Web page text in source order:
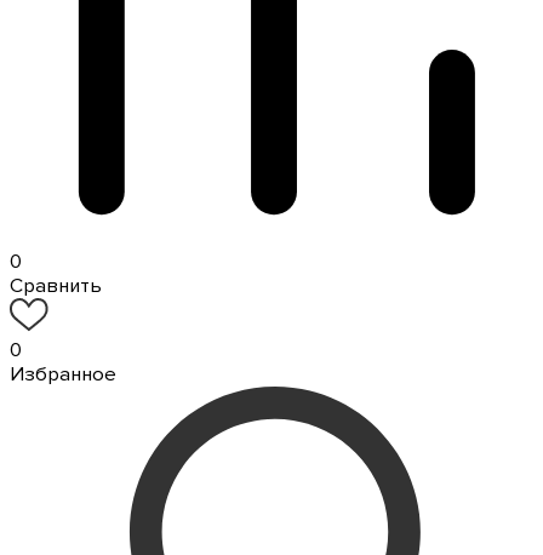
0
Сравнить
0
Избранное